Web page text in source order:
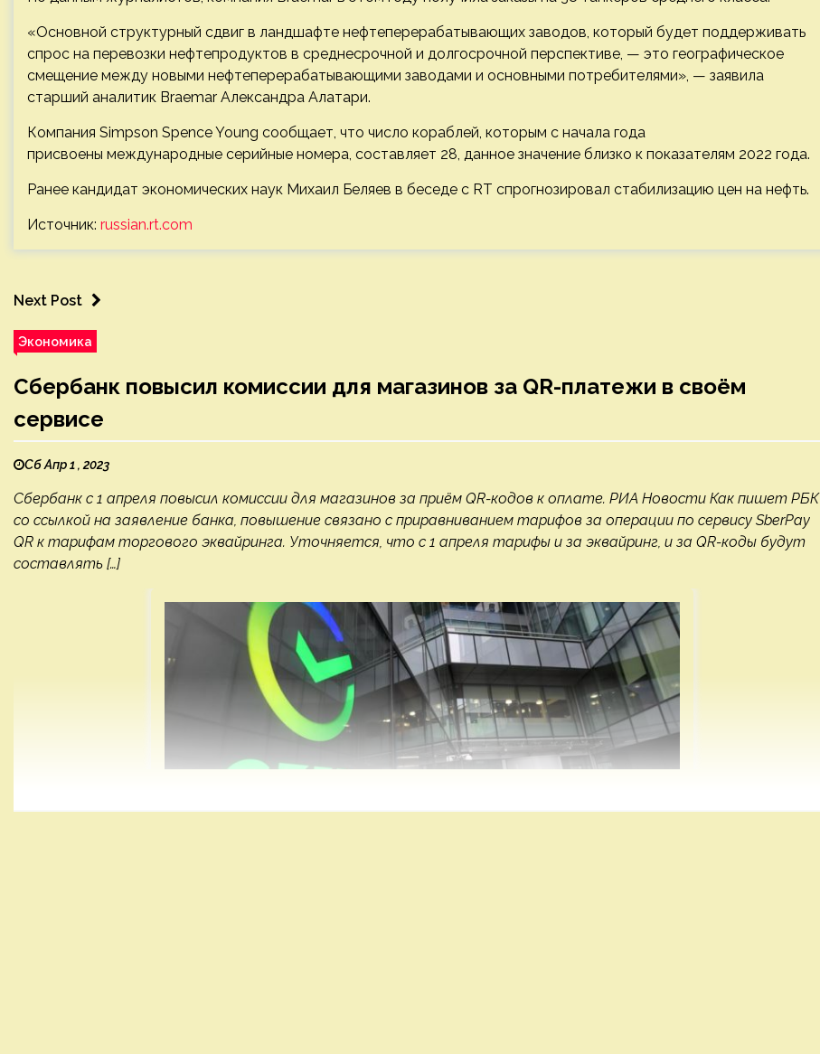
«Основной структурный сдвиг в ландшафте нефтеперерабатывающих заводов, который будет поддерживать
спрос на перевозки нефтепродуктов в среднесрочной и долгосрочной перспективе, — это географическое
смещение между новыми нефтеперерабатывающими заводами и основными потребителями», — заявила
старший аналитик Braemar Александра Алатари.
Компания Simpson Spence Young сообщает, что число кораблей, которым с начала года
присвоены международные серийные номера, составляет 28, данное значение близко к показателям 2022 года.
Ранее кандидат экономических наук Михаил Беляев в беседе с RT спрогнозировал стабилизацию цен на нефть.
Источник: russian.rt.com
Next Post
Экономика
Сбербанк повысил комиссии для магазинов за QR-платежи в своём
сервисе
Сб Апр 1 , 2023
Сбербанк с 1 апреля повысил комиссии для магазинов за приём QR-кодов к оплате. РИА Новости Как пишет РБК
со ссылкой на заявление банка, повышение связано с приравниванием тарифов за операции по сервису SberPay
QR к тарифам торгового эквайринга. Уточняется, что с 1 апреля тарифы и за эквайринг, и за QR-коды будут
составлять […]